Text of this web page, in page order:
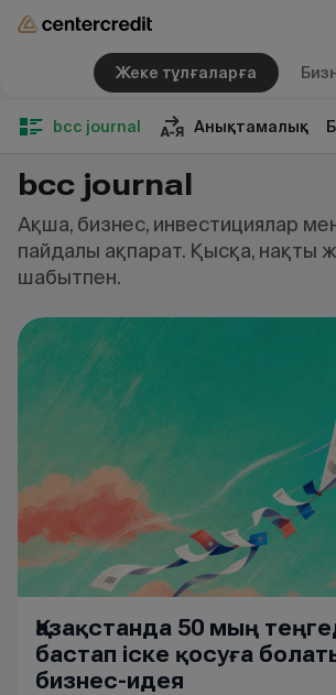
Жеке тұлғаларға
bcc journal Анықтамалық
bcc journal
Ақша, бизнес, инвестициялар
пайдалы ақпарат. Қысқа, нақты
шабытпен.
Қазақстанда 50 мың
бастап іске қосуға
бизнес-идея